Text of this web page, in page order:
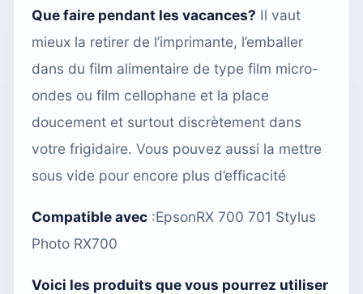
Que faire pendant les vacances? Il vaut
mieux la retirer de l’imprimante, l’emballer
dans du film alimentaire de type film micro-
ondes ou film cellophane et la place
doucement et surtout discrètement dans
votre frigidaire. Vous pouvez aussi la mettre
sous vide pour encore plus d’efficacité
Compatible avec :EpsonRX 700 701 Stylus
Photo RX700
Voici les produits que vous pourrez utiliser